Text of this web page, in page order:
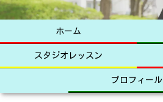
ホーム
スタジオレッスン
プロフィール